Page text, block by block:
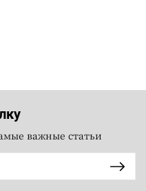
важные статьи